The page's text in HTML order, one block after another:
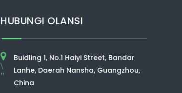
HUBUNGI OLANSI
\
"
Buidling 1, No.1 Haiyi Street, Bandar
Lanhe, Daerah Nansha, Guangzhou,
China